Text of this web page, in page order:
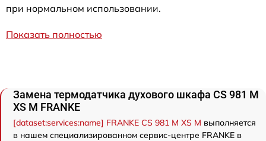
при нормальном использовании.
Показать полностью
Замена термодатчика духового шкафа CS 981 M
XS M FRANKE
[dataset:services:name] FRANKE CS 981 M XS M выполняется
в нашем специализированном сервис-центре FRANKE в